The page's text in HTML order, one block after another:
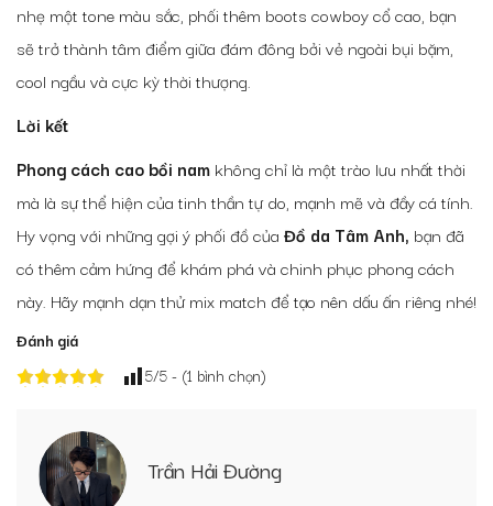
nhẹ một tone màu sắc, phối thêm boots cowboy cổ cao, bạn
sẽ trở thành tâm điểm giữa đám đông bởi vẻ ngoài bụi bặm,
cool ngầu và cực kỳ thời thượng.
Lời kết
Phong cách cao bồi nam không chỉ là một trào lưu nhất thời
mà là sự thể hiện của tinh thần tự do, mạnh mẽ và đầy cá tính.
Hy vọng với những gợi ý phối đồ của Đồ da Tâm Anh, bạn đã
có thêm cảm hứng để khám phá và chinh phục phong cách
này. Hãy mạnh dạn thử mix match để tạo nên dấu ấn riêng nhé!
Đánh giá
5/5 - (1 bình chọn)
Trần Hải Đường